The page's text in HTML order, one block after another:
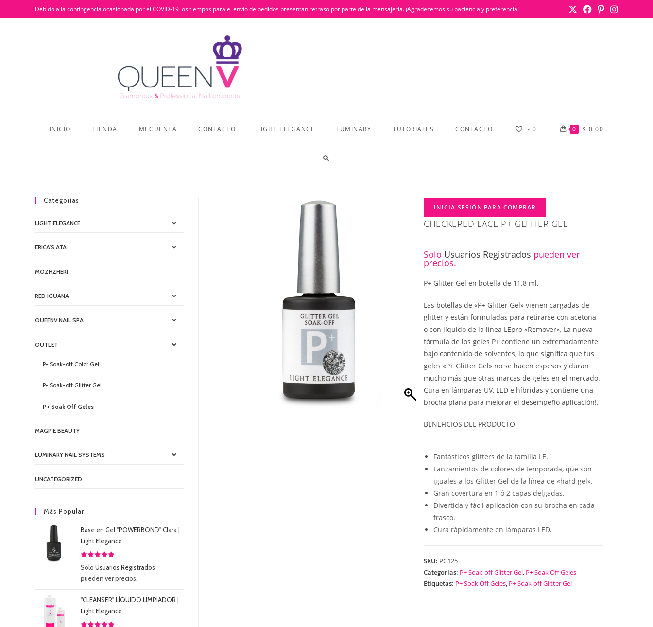
Debido a la contingencia ocasionada por el COVID-19 los tiempos para el envío de pedidos presentan retraso por parte de la mensajería. ¡Agradecemos su paciencia y preferencia!
INICIO TIENDA MI CUENTA CONTACTO LIGHT ELEGANCE LUMINARY TUTORIALES CONTACTO - 0 0 $ 0.00
INICIA SESIÓN PARA COMPRAR
CHECKERED LACE P+ GLITTER GEL
Solo Usuarios Registrados pueden ver
precios.
P+ Glitter Gel en botella de 11.8 ml.
Las botellas de «P+ Glitter Gel» vienen cargadas de
glitter y están formuladas para retirarse con acetona
o con líquido de la línea LEpro «Remover». La nueva
fórmula de los geles P+ contiene un extremadamente
bajo contenido de solventes, lo que significa que tus
geles «P+ Glitter Gel» no se hacen espesos y duran
mucho más que otras marcas de geles en el mercado.
Cura en lámparas UV, LED e híbridas y contiene una
brocha plana para mejorar el desempeño aplicación!.
BENEFICIOS DEL PRODUCTO
Fantásticos glitters de la familia LE.
Lanzamientos de colores de temporada, que son
iguales a los Glitter Gel de la línea de «hard gel».
Gran covertura en 1 ó 2 capas delgadas.
Divertida y fácil aplicación con su brocha en cada
frasco.
Cura rápidamente en lámparas LED.
SKU: PG125
Categorías: P+ Soak-off Glitter Gel, P+ Soak Off Geles
Etiquetas: P+ Soak Off Geles, P+ Soak-off Glitter Gel
Categorías
LIGHT ELEGANCE
ERICA'S ATA
MOZHZHERI
RED IGUANA
QUEENV NAIL SPA
OUTLET
P+ Soak-off Color Gel
P+ Soak-off Glitter Gel
P+ Soak Off Geles
MAGPIE BEAUTY
LUMINARY NAIL SYSTEMS
UNCATEGORIZED
Más Popular
Base en Gel "POWERBOND" Clara |
Light Elegance
Valorado
5.00
5
Solo Usuarios Registrados
pueden ver precios.
"CLEANSER" LÍQUIDO LIMPIADOR |
Light Elegance